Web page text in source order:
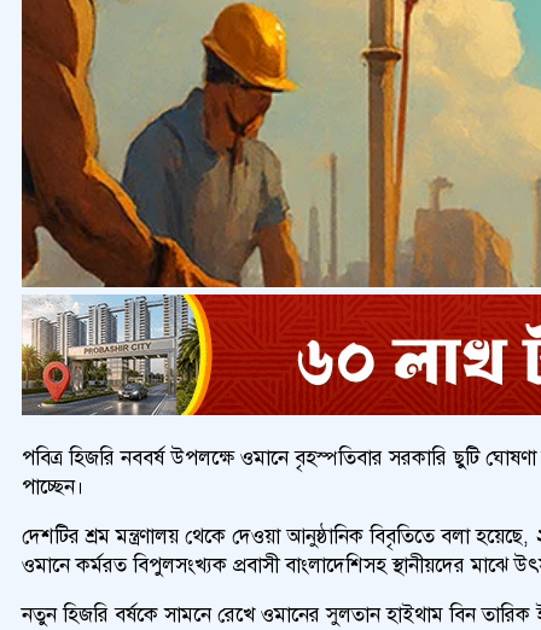
পবিত্র হিজরি নববর্ষ উপলক্ষে ওমানে বৃহস্পতিবার সরকারি ছুটি
পাচ্ছেন।
দেশটির শ্রম মন্ত্রণালয় থেকে দেওয়া আনুষ্ঠানিক বিবৃতিতে বলা
ওমানে কর্মরত বিপুলসংখ্যক প্রবাসী বাংলাদেশিসহ স্থানীয়দের
নতুন হিজরি বর্ষকে সামনে রেখে ওমানের সুলতান হাইথাম বিন তারিক